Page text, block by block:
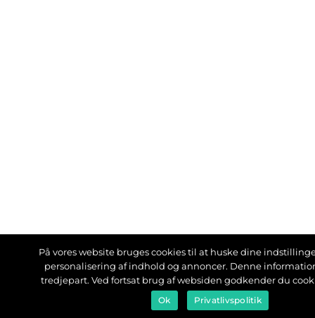
På vores website bruges cookies til at huske dine
personalisering af indhold og annoncer. Denne
tredjepart. Ved fortsat brug af websiden godkender du
Ok Privatlivspolitik